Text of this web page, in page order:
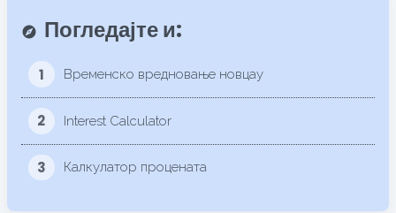
explore Погледајте и:
1 Временско вредновање новцау
2 Interest Calculator
3 Калкулатор процената